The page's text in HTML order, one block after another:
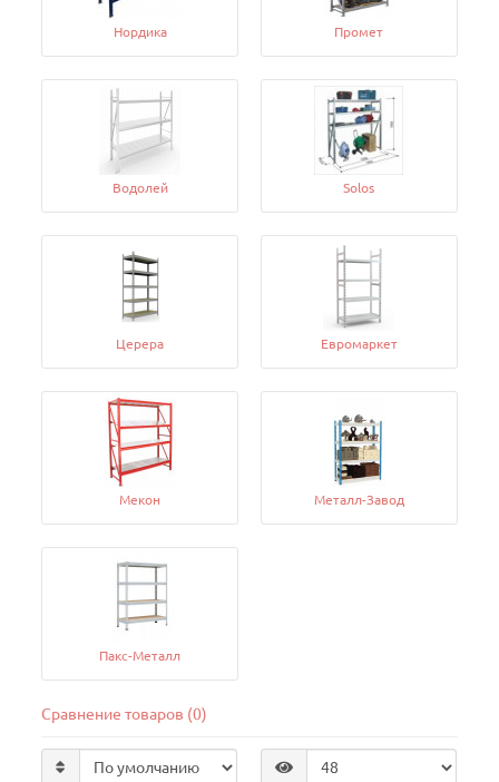
Нордика Промет
Водолей Solos
Церера Евромаркет
Мекон Металл-Завод
Пакс-Металл
Сравнение товаров (0)